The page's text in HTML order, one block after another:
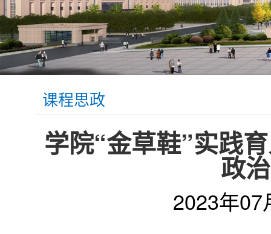
课程思政
学院“金草鞋”实践
政
2023年